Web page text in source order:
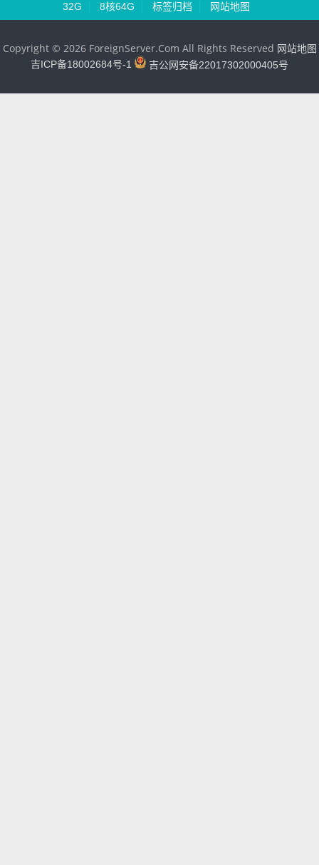
32G
8核64G 标签归档 网站地图
Copyright © 2026 ForeignServer.Com All Rights Reserved 网站地图
吉ICP备18002684号-1
吉公网安备22017302000405号